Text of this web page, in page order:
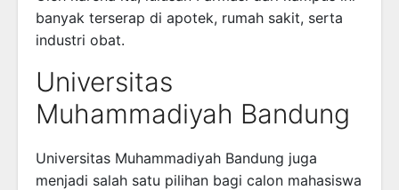
banyak terserap di apotek, rumah sakit, serta
industri obat.
Universitas
Muhammadiyah Bandung
Universitas Muhammadiyah Bandung juga
menjadi salah satu pilihan bagi calon mahasiswa